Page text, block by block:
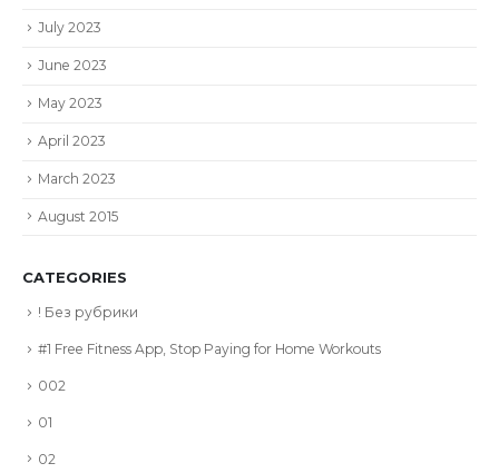
July 2023
June 2023
May 2023
April 2023
March 2023
August 2015
CATEGORIES
! Без рубрики
#1 Free Fitness App, Stop Paying for Home Workouts
002
01
02